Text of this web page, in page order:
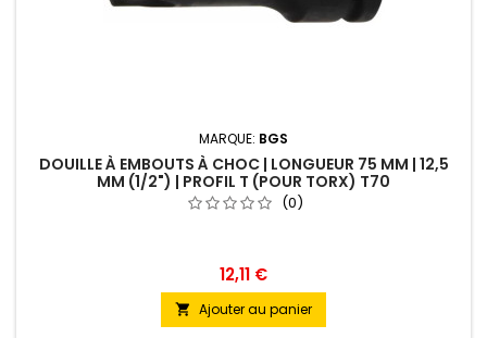
MARQUE: BGS
DOUILLE À EMBOUTS À CHOC | LONGUEUR 75 MM | 12,5
MM (1/2") | PROFIL T (POUR TORX) T70
(0)
12,11 €
 Ajouter au panier